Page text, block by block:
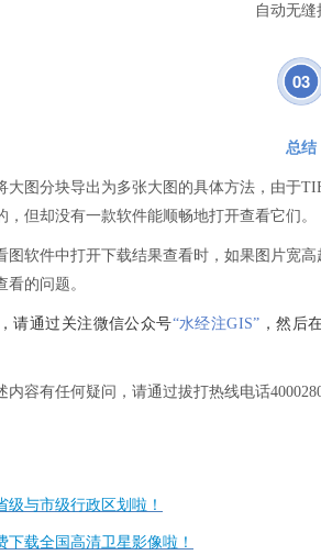
自动无缝
03
总结
大图分块导出为多张大图的具体方法，由于
，但却没有一款软件能顺畅地打开查看它们。
图软件中打开下载结果查看时，如果图片宽
看的问题。
请通过关注微信公众号“水经注GIS” ，然后
内容有任何疑问，请通过拔打热线电话
级与市级行政区划啦！
下载全国高清卫星影像啦！